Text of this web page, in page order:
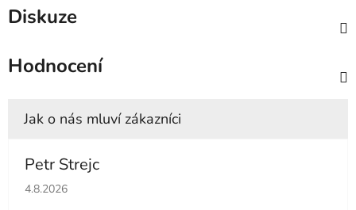
Diskuze
Hodnocení
Petr Strejc
Hodnocení obchodu je 5 z 5 hvězdiček.
4.8.2026